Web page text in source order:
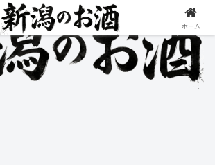
ホーム